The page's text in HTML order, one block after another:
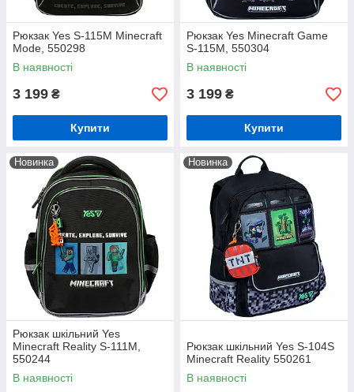
Рюкзак Yes S-115M Minecraft
Mode, 550298
В наявності
3 199 ₴
Купити
Рюкзак Yes Minecraft Game
S-115M, 550304
В наявності
3 199 ₴
Купити
Новинка
Рюкзак шкільний Yes
Minecraft Reality S-111M,
550244
В наявності
Новинка
Рюкзак шкільний Yes S-104S
Minecraft Reality 550261
В наявності